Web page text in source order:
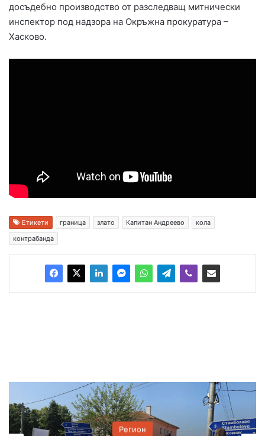
досъдебно производство от разследващ митнически
инспектор под надзора на Окръжна прокуратура –
Хасково.
Етикети граница злато Капитан Андреево
кола
контрабанда
Регион